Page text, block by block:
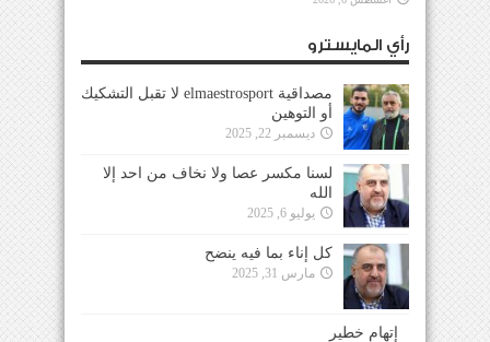
رأي المايسترو
مصداقية elmaestrosport لا تقبل التشكيك
أو التوهين
ديسمبر 22, 2025
لسنا مكسر عصا ولا نخاف من احد إلا
الله
يوليو 6, 2025
كل إناء بما فيه ينضح
مارس 31, 2025
إتهام خطير